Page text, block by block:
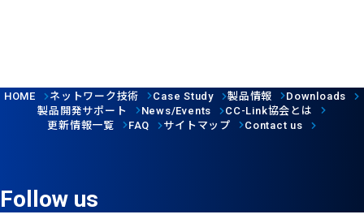
HOME ネットワーク技術 Case Study 製品情報 Downloads
製品開発サポート News/Events CC-Link協会とは
更新情報一覧
FAQ サイトマップ Contact us
Follow us